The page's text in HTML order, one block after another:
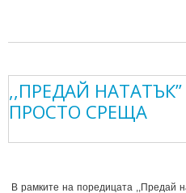
,,ПРЕДАЙ
ПРОСТО СРЕЩА
В рамките на поредицата ,,Предай